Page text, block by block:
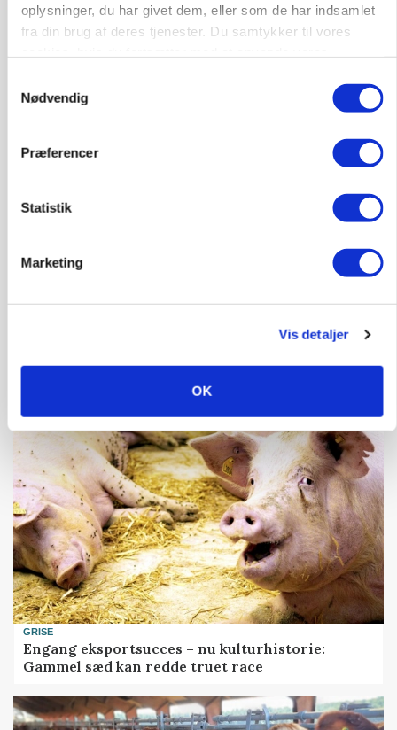
oplysninger, du har givet dem, eller som de har indsamlet
fra din brug af deres tjenester. Du samtykker til vores
Nødvendig
Præferencer
Statistik
Marketing
Vis detaljer
OK
BUSINESS
Grambogård får oksekød på menuen hos
københavnsk restaurantkæde
Danish Agro: Høsten tegner til god kvalitet og
GRISE
Engang eksportsucces – nu kulturhistorie:
Gammel sæd kan redde truet race